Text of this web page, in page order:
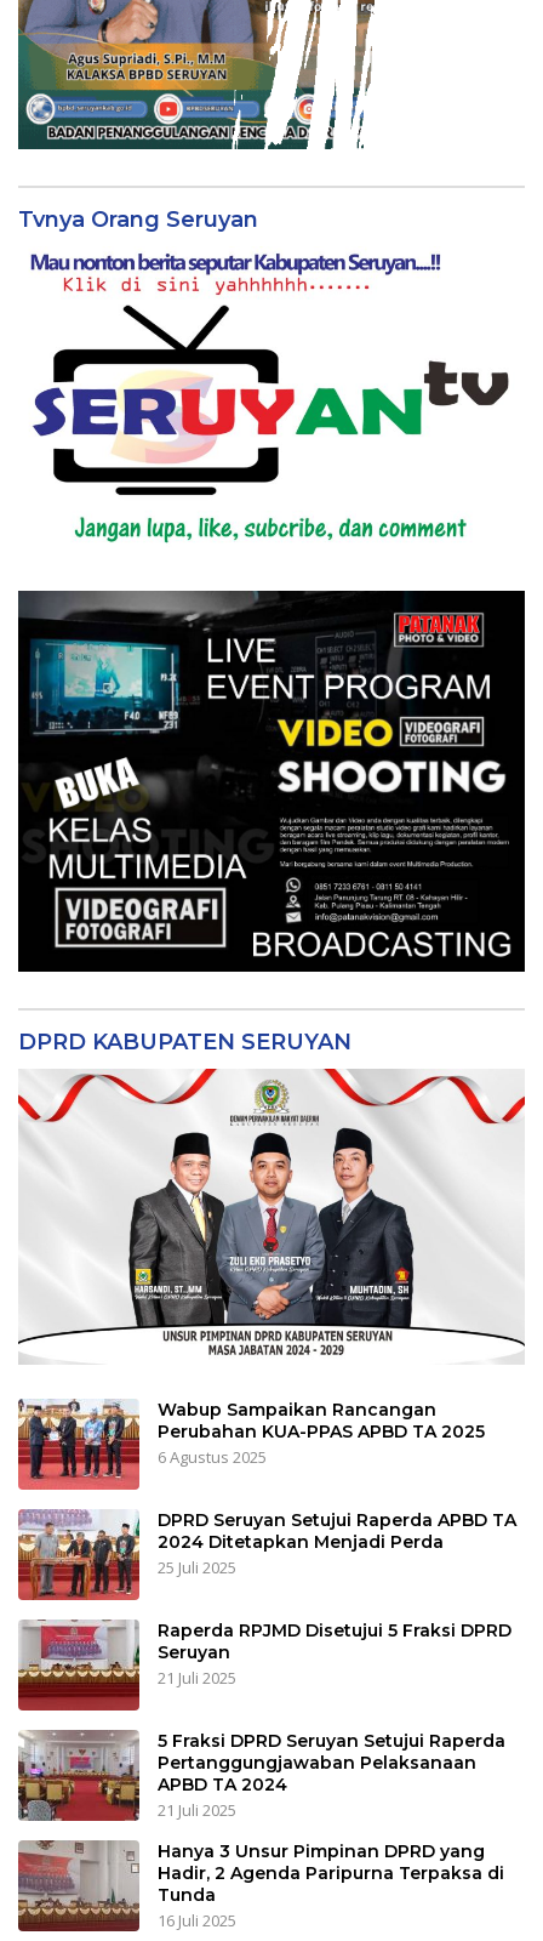
Tvnya Orang Seruyan
DPRD KABUPATEN SERUYAN
Wabup Sampaikan Rancangan
Perubahan KUA-PPAS APBD TA 2025
6 Agustus 2025
DPRD Seruyan Setujui Raperda APBD TA
2024 Ditetapkan Menjadi Perda
25 Juli 2025
Raperda RPJMD Disetujui 5 Fraksi DPRD
Seruyan
21 Juli 2025
5 Fraksi DPRD Seruyan Setujui Raperda
Pertanggungjawaban Pelaksanaan
APBD TA 2024
21 Juli 2025
Hanya 3 Unsur Pimpinan DPRD yang
Hadir, 2 Agenda Paripurna Terpaksa di
Tunda
16 Juli 2025